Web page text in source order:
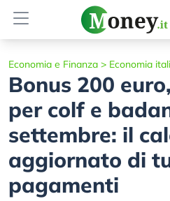
Economia e Finanza > Economia
Bonus 200
per colf e
settembre: il
aggiornato di
pagamenti